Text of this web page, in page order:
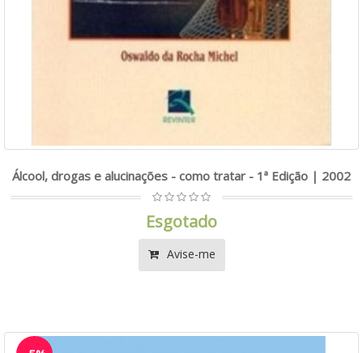
Álcool, drogas e alucinações - como tratar - 1ª Edição | 2002
Esgotado
Avise-me